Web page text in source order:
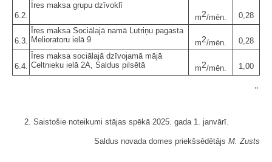
6.2.
Īres maksa grupu dzīvoklī
m2/mēn. 0,28
6.3.
Īres maksa Sociālajā namā Lutriņu pagasta
Melioratoru ielā 9
m2/mēn. 0,28
6.4.
Īres maksa sociālajā dzīvojamā mājā
Celtnieku ielā 2A, Saldus pilsētā
m2/mēn. 1,00
"
2. Saistošie noteikumi stājas spēkā 2025. gada 1. janvārī.
Saldus novada domes priekšsēdētājs M. Zusts